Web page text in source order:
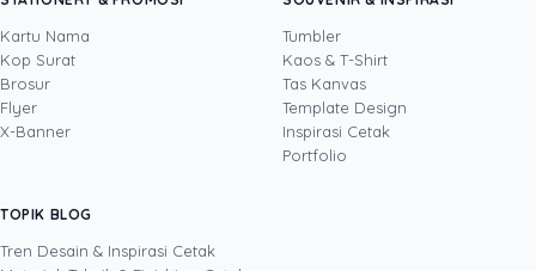
Uprint.id, pakar dengan pengalaman lebih dari
20 tahun yang menguasai tiga disiplin
sekaligus: produksi percetakan dan kemasan
(offset, digital printing, quality control), digital
marketing, serta pemrograman dan AI. Ia
memahami bisnis cetak langsung dari lantai
produksi sampai baris kode, dari menghitung
sampai kemasan produk, selalu dengan
Lihat profil →
Kartu Nama
Kop Surat
Brosur
Flyer
X-Banner
Tumbler
Kaos & T-Shirt
Tas Kanvas
Template Design
Inspirasi Cetak
Portfolio
TOPIK BLOG
Tren Desain & Inspirasi Cetak